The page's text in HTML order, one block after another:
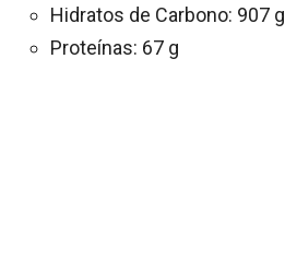
Hidratos de Carbono: 907 g
Proteínas: 67 g